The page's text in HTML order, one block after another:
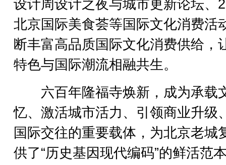
设计周设计之夜与城市更新论坛、
北京国际美食荟等国际文化消费活
断丰富高品质国际文化消费供给，
特色与国际潮流相融共生。
六百年隆福寺焕新，成为承载
忆、激活城市活力、引领商业升级
国际交往的重要载体，为北京老城
供了“历史基因现代编码”的鲜活范